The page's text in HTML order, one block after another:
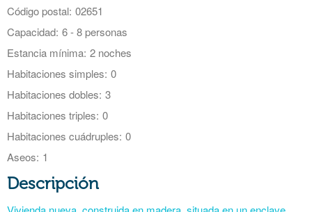
Código postal: 02651
Capacidad: 6 - 8 personas
Estancia mínima: 2 noches
Habitaciones simples: 0
Habitaciones dobles: 3
Habitaciones triples: 0
Habitaciones cuádruples: 0
Aseos: 1
Descripción